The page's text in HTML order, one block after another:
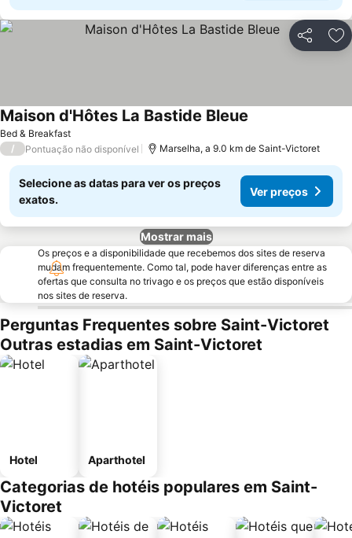
Partilhar
Bed & Breakfast
Maison d'Hôtes La Bastide Bleue
/ Pontuação não disponível Marselha, a 9.0 km de Saint-Victoret
Selecione as datas para ver os preços
exatos.
Ver preços
Mostrar mais
Os preços e a disponibilidade que recebemos dos sites de reserva
mudam frequentemente. Como tal, pode haver diferenças entre as
ofertas que consulta no trivago e os preços que estão disponíveis
nos sites de reserva.
Perguntas Frequentes sobre Saint-Victoret
Outras estadias em Saint-Victoret
Hotel Aparthotel
Categorias de hotéis populares em Saint-
Victoret